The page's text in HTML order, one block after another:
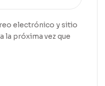
electrónico y sitio
la próxima vez que